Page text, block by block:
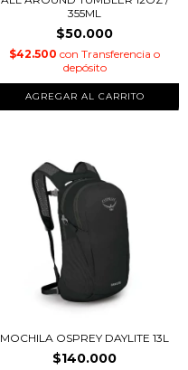
355ML
$50.000
$42.500 con Transferencia o
depósito
AGREGAR AL CARRITO
MOCHILA OSPREY DAYLITE 13L
$140.000